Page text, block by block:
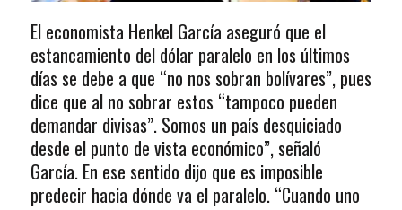
El economista Henkel García aseguró que el
estancamiento del dólar paralelo en los últimos
días se debe a que “no nos sobran bolívares”, pues
dice que al no sobrar estos “tampoco pueden
demandar divisas”. Somos un país desquiciado
desde el punto de vista económico”, señaló
García. En ese sentido dijo que es imposible
predecir hacia dónde va el paralelo. “Cuando uno